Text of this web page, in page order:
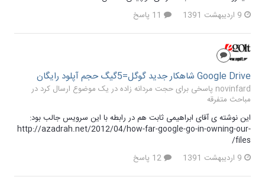
9 اردیبهشت 1391
Google Drive شاهکار جدید گوگل=5گیگ حجم آپلود رایگان
novinfard پاسخی برای حجت مردانه زاده در یک موضوع ارسال کرد در
مباحث متفرقه
این نوشته ی آقای ابراهیمی ثابت هم در رابطه با این سرویس جالب بود:
http://azadrah.net/2012/04/how-far-google-go-in-owning-our-
files/
9 اردیبهشت 1391